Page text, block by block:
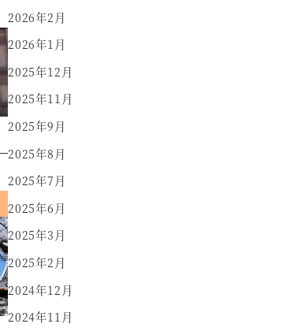
2026年2月
2026年1月
2025年12月
2025年11月
2025年9月
2025年8月
2025年7月
2025年6月
2025年3月
2025年2月
2024年12月
2024年11月